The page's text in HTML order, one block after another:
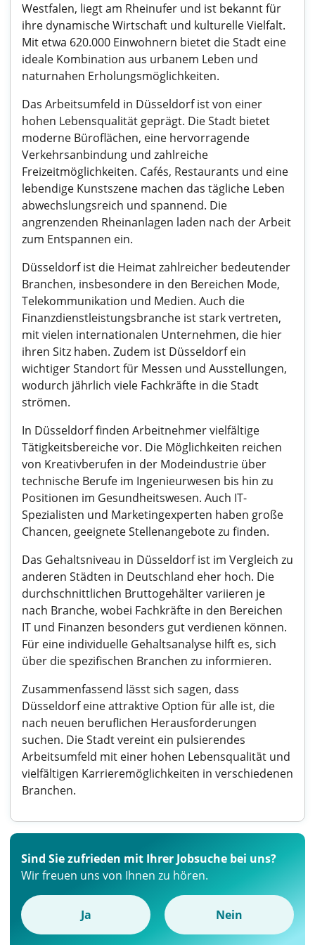
Westfalen, liegt am Rheinufer und ist bekannt für
ihre dynamische Wirtschaft und kulturelle Vielfalt.
Mit etwa 620.000 Einwohnern bietet die Stadt eine
ideale Kombination aus urbanem Leben und
naturnahen Erholungsmöglichkeiten.
Das Arbeitsumfeld in Düsseldorf ist von einer
hohen Lebensqualität geprägt. Die Stadt bietet
moderne Büroflächen, eine hervorragende
Verkehrsanbindung und zahlreiche
Freizeitmöglichkeiten. Cafés, Restaurants und eine
lebendige Kunstszene machen das tägliche Leben
abwechslungsreich und spannend. Die
angrenzenden Rheinanlagen laden nach der Arbeit
zum Entspannen ein.
Düsseldorf ist die Heimat zahlreicher bedeutender
Branchen, insbesondere in den Bereichen Mode,
Telekommunikation und Medien. Auch die
Finanzdienstleistungsbranche ist stark vertreten,
mit vielen internationalen Unternehmen, die hier
ihren Sitz haben. Zudem ist Düsseldorf ein
wichtiger Standort für Messen und Ausstellungen,
wodurch jährlich viele Fachkräfte in die Stadt
strömen.
In Düsseldorf finden Arbeitnehmer vielfältige
Tätigkeitsbereiche vor. Die Möglichkeiten reichen
von Kreativberufen in der Modeindustrie über
technische Berufe im Ingenieurwesen bis hin zu
Positionen im Gesundheitswesen. Auch IT-
Spezialisten und Marketingexperten haben große
Chancen, geeignete Stellenangebote zu finden.
Das Gehaltsniveau in Düsseldorf ist im Vergleich zu
anderen Städten in Deutschland eher hoch. Die
durchschnittlichen Bruttogehälter variieren je
nach Branche, wobei Fachkräfte in den Bereichen
IT und Finanzen besonders gut verdienen können.
Für eine individuelle Gehaltsanalyse hilft es, sich
über die spezifischen Branchen zu informieren.
Zusammenfassend lässt sich sagen, dass
Düsseldorf eine attraktive Option für alle ist, die
nach neuen beruflichen Herausforderungen
suchen. Die Stadt vereint ein pulsierendes
Arbeitsumfeld mit einer hohen Lebensqualität und
vielfältigen Karrieremöglichkeiten in verschiedenen
Branchen.
Sind Sie zufrieden mit Ihrer Jobsuche bei uns?
Wir freuen uns von Ihnen zu hören.
Ja Nein